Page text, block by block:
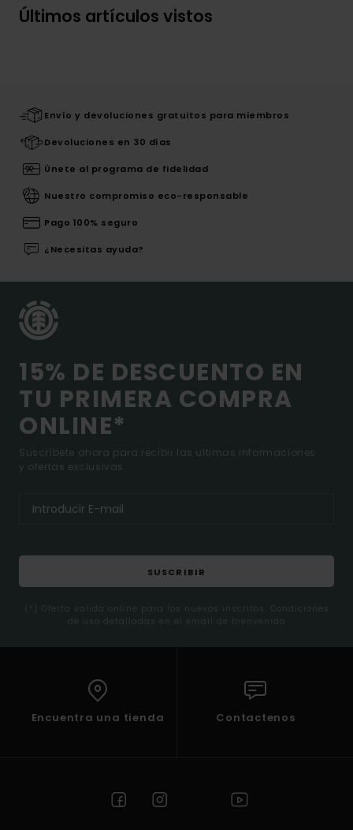
Últimos artículos vistos
Envío y devoluciones gratuitos para miembros
Devoluciones en 30 días
Únete al programa de fidelidad
Nuestro compromiso eco-responsable
Pago 100% seguro
¿Necesitas ayuda?
15% DE DESCUENTO EN
TU PRIMERA COMPRA
ONLINE*
Suscríbete ahora para recibir las ultimas informaciones
y ofertas exclusivas.
SUSCRIBIR
(*) Oferta valida online para los nuevos inscritos. Condiciones
de uso detalladas en el email de bienvenida
Encuentra una tienda Contactenos